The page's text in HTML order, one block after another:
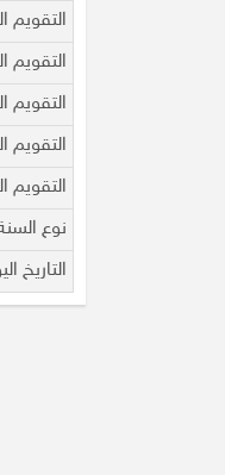
التقويم
التقويم
التقويم
نوع
التاريخ